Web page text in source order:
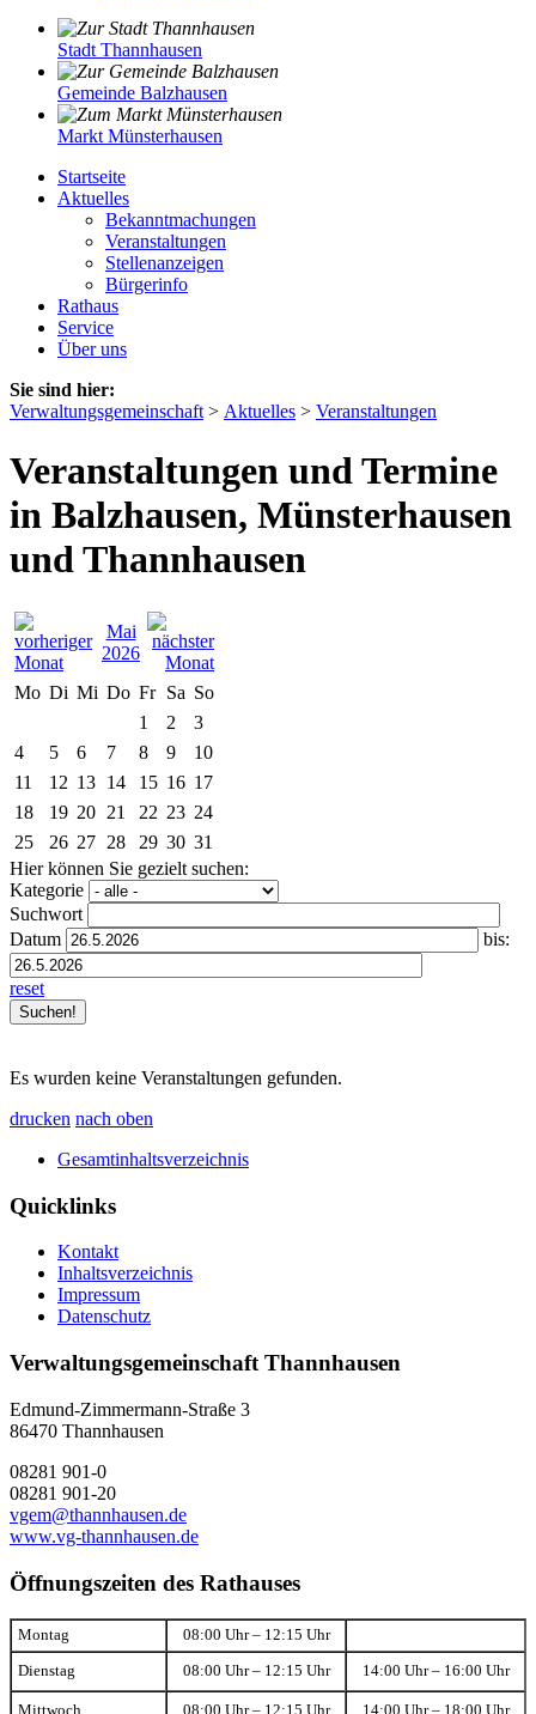
Stadt Thannhausen
Gemeinde Balzhausen
Markt Münsterhausen
Startseite
Aktuelles
Bekanntmachungen
Veranstaltungen
Stellenanzeigen
Bürgerinfo
Rathaus
Service
Über uns
Sie sind hier:
Verwaltungsgemeinschaft > Aktuelles > Veranstaltungen
Veranstaltungen und Termine
in Balzhausen, Münsterhausen
und Thannhausen
Mai
2026
Mo Di Mi Do Fr Sa So
1
2
3
4
5 6 7 8 9
10
11
12 13 14 15 16 17
18
19 20 21 22 23 24
25
26 27 28 29 30 31
Hier können Sie gezielt suchen:
Kategorie
Suchwort
Datum
bis:
reset
Es wurden keine Veranstaltungen gefunden.
drucken nach oben
Gesamtinhaltsverzeichnis
Quicklinks
Kontakt
Inhaltsverzeichnis
Impressum
Datenschutz
Verwaltungsgemeinschaft Thannhausen
Edmund-Zimmermann-Straße 3
86470 Thannhausen
08281 901-0
08281 901-20
vgem@thannhausen.de
www.vg-thannhausen.de
Öffnungszeiten des Rathauses
Montag 08:00 Uhr – 12:15 Uhr
Dienstag 08:00 Uhr – 12:15 Uhr 14:00 Uhr – 16:00 Uhr